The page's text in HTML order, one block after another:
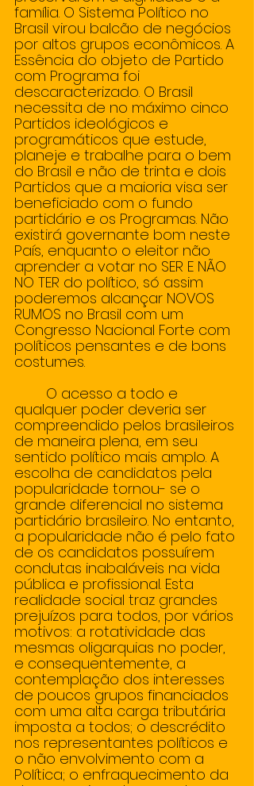
família. O Sistema Político no
Brasil virou balcão de negócios
por altos grupos econômicos. A
Essência do objeto de Partido
com Programa foi
descaracterizado. O Brasil
necessita de no máximo cinco
Partidos ideológicos e
programáticos que estude,
planeje e trabalhe para o bem
do Brasil e não de trinta e dois
Partidos que a maioria visa ser
beneficiado com o fundo
partidário e os Programas. Não
existirá governante bom neste
País, enquanto o eleitor não
aprender a votar no SER E NÃO
NO TER do político, só assim
poderemos alcançar NOVOS
RUMOS no Brasil com um
Congresso Nacional Forte com
políticos pensantes e de bons
costumes.
qualquer poder deveria ser
compreendido pelos brasileiros
de maneira plena, em seu
sentido político mais amplo. A
escolha de candidatos pela
popularidade tornou- se o
grande diferencial no sistema
partidário brasileiro. No entanto,
a popularidade não é pelo fato
de os candidatos possuírem
condutas inabaláveis na vida
pública e profissional. Esta
realidade social traz grandes
prejuízos para todos, por vários
motivos: a rotatividade das
mesmas oligarquias no poder,
e consequentemente, a
contemplação dos interesses
de poucos grupos financiados
com uma alta carga tributária
imposta a todos; o descrédito
nos representantes políticos e
o não envolvimento com a
Política; o enfraquecimento da